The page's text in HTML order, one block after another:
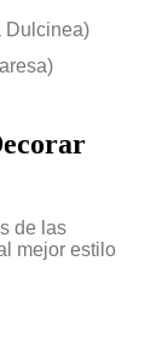
Dulcinea)
de las
mejor estilo